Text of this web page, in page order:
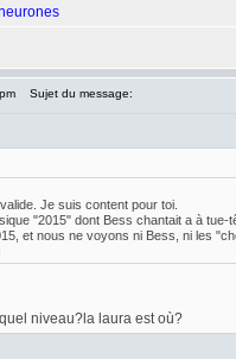
Sujet du message:
Je suis content pour toi.
"2015" dont Bess chantait aà tue-
et nous ne voyons ni Bess, ni les
quel niveau?la laura est où?